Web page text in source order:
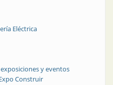
Eléctrica
y eventos
Construir